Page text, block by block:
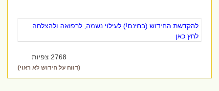
להקדשת החידוש (בחינם!) לעילוי נשמה, לרפואה ולהצלחה
לחץ כאן
2768 צפיות
(דווח על חידוש לא ראוי)